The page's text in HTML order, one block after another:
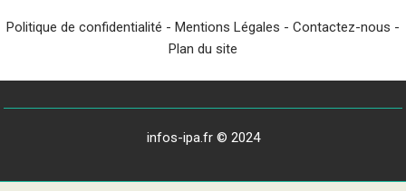
Politique de confidentialité - Mentions Légales - Contactez-nous -
Plan du site
infos-ipa.fr © 2024